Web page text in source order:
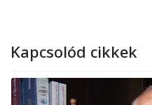
Kapcsolód cikkek